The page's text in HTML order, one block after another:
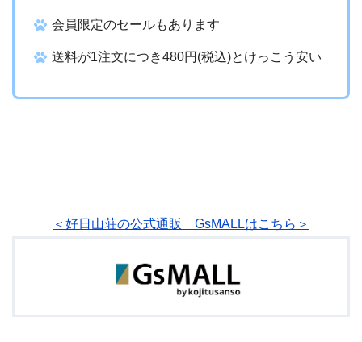
会員限定のセールもあります
送料が1注文につき480円(税込)とけっこう安い
＜好日山荘の公式通販 GsMALLはこちら＞